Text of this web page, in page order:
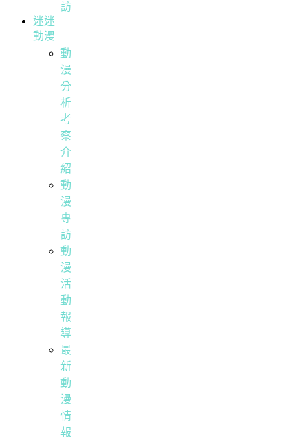
訪
迷迷
動漫
動
漫
分
析
考
察
介
紹
動
漫
專
訪
動
漫
活
動
報
導
最
新
動
漫
情
報